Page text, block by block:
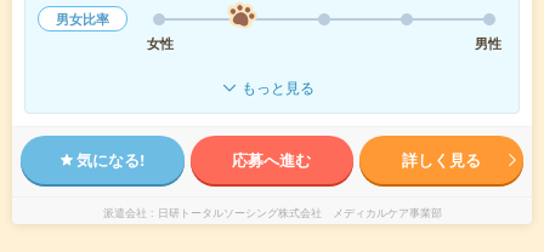
男女比率
女性
男性
もっと見る
気になる! 応募へ進む 詳しく見る
派遣会社 日研トータルソーシング株式会社 メディカルケア事業部